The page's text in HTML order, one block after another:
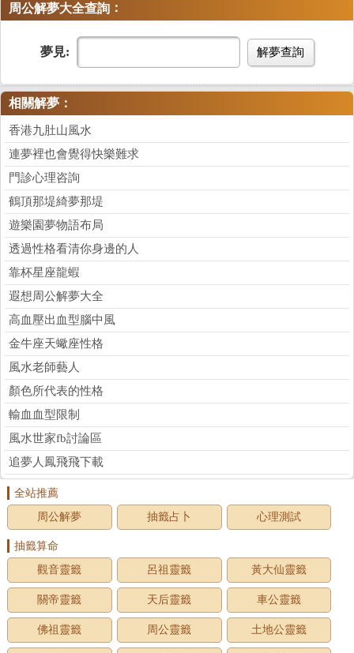
周公解夢大全查詢 ：
夢見: 解夢查詢
相關解夢：
香港九肚山風水
連夢裡也會覺得快樂難求
門診心理咨詢
鶴頂那堤綺夢那堤
遊樂園夢物語布局
透過性格看清你身邊的人
靠杯星座龍蝦
遐想周公解夢大全
高血壓出血型腦中風
金牛座天蠍座性格
風水老師藝人
顏色所代表的性格
輸血血型限制
風水世家fb討論區
追夢人鳳飛飛下載
全站推薦
周公解夢
抽籤占卜 心理測試
抽籤算命
觀音靈籤
呂祖靈籤 黃大仙靈籤
關帝靈籤 天后靈籤 車公靈籤
佛祖靈籤 周公靈籤 土地公靈籤